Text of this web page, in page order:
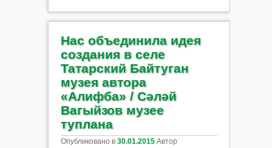
Нас объединила идея
создания в селе
Татарский Байтуган
музея автора
«Алифба» / Сәләй
Вагыйзов музее
туплана
Опубликовано в 30.01.2015 Автор